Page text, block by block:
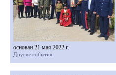
основан 21 мая 2022 г.
Другие события